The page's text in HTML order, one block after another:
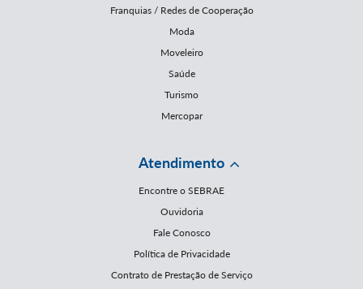
Franquias / Redes de Cooperação
Moda
Moveleiro
Saúde
Turismo
Mercopar
Atendimento
Encontre o SEBRAE
Ouvidoria
Fale Conosco
Política de Privacidade
Contrato de Prestação de Serviço